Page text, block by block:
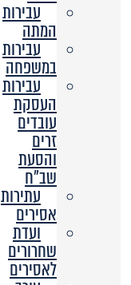
עבירות
המתה
עבירות
במשפחה
עבירות
העסקת
עובדים
זרים
והסעת
שב”ח
עתירות
אסירים
ועדת
שחרורים
לאסירים